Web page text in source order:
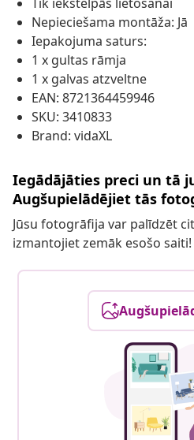
Nepieciešama montāža: Jā
Iepakojuma saturs:
1 x gultas rāmja
1 x galvas atzveltne
EAN: 8721364459946
SKU: 3410833
Brand: vidaXL
Iegādājāties preci un tā
Augšupielādējiet tās
Jūsu fotogrāfija var palīdzēt
izmantojiet zemāk esošo saiti!